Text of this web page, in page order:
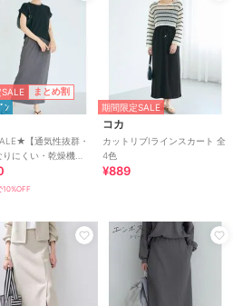
まとめ割
ﾝ
【通気性抜群・
りにくい・乾燥機
トエンボスIラインス
2色
10%OFF
期間限定SALE
コカ
カットリブIラインスカート 全
4色
¥889